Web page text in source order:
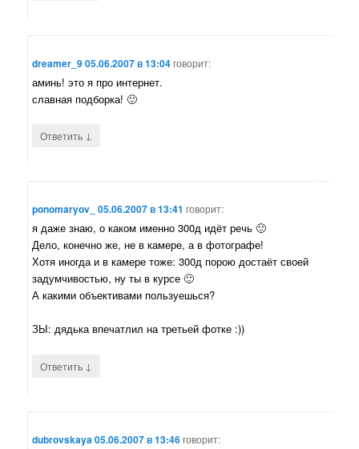
dreamer_905.06.2007 в 13:04говорит:
аминь! это я про интернет.
славная подборка! 🙂
Ответить ↓
ponomaryov_ 05.06.2007 в 13:41 говорит:
я даже знаю, о каком именно 300д идёт речь 🙂
Дело, конечно же, не в камере, а в фотографе!
Хотя иногда и в камере тоже: 300д порою достаёт своей
задумчивостью, ну ты в курсе 🙂
А какими объективами пользуешься?
ЗЫ: дядька впечатлил на третьей фотке :))
Ответить ↓
dubrovskaya05.06.2007 в 13:46говорит: